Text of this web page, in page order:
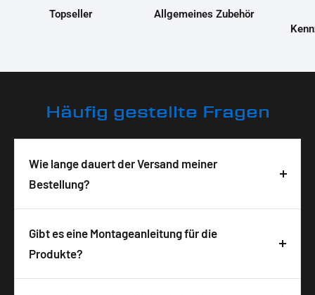
Topseller
Allgemeines Zubehör
Häufig gestellte Fragen
Wie lange dauert der Versand meiner
Bestellung?
Deine Bestellung wird in der Regel innerhalb von 3-
5 Tagen nach Bestelleingang geliefert. Die
Lieferzeit ist abhängig von der Verfügbarkeit und
Gibt es eine Montageanleitung für die
Produkte?
Ja, zu allen unseren Produkten bekommst du